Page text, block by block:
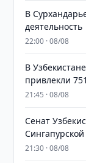
В
деятельность
22:00 · 08/08
В
привлекли
21:45 · 08/08
Сенат
21:30 · 08/08